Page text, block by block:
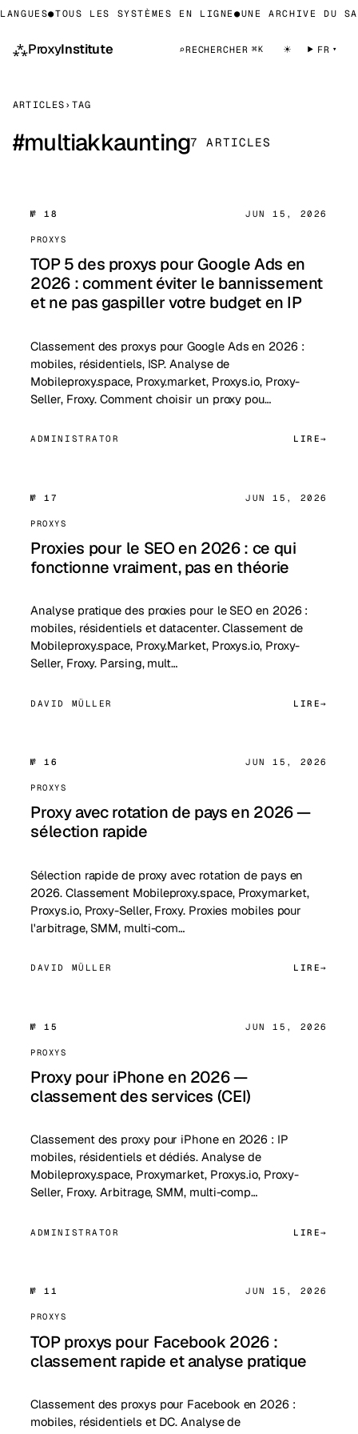
●TOUS LES SYSTÈMES EN LIGNE●UNE ARCHIVE DU
⁂ProxyInstitute ⌕RECHERCHER ⌘K ☀ FR
ARTICLES › TAG
#multiakkaunting7 ARTICLES
№ 18 JUN 15, 2026
PROXYS
TOP 5 des proxys pour Google Ads en
2026 : comment éviter le bannissement
et ne pas gaspiller votre budget en IP
Classement des proxys pour Google Ads en 2026 :
mobiles, résidentiels, ISP. Analyse de
Mobileproxy.space, Proxy.market, Proxys.io, Proxy-
Seller, Froxy. Comment choisir un proxy pou…
ADMINISTRATOR LIRE
№ 17 JUN 15, 2026
PROXYS
Proxies pour le SEO en 2026 : ce qui
fonctionne vraiment, pas en théorie
Analyse pratique des proxies pour le SEO en 2026 :
mobiles, résidentiels et datacenter. Classement de
Mobileproxy.space, Proxy.Market, Proxys.io, Proxy-
Seller, Froxy. Parsing, mult…
DAVID MÜLLER LIRE
№ 16 JUN 15, 2026
PROXYS
Proxy avec rotation de pays en 2026 —
sélection rapide
Sélection rapide de proxy avec rotation de pays en
2026. Classement Mobileproxy.space, Proxymarket,
Proxys.io, Proxy-Seller, Froxy. Proxies mobiles pour
l'arbitrage, SMM, multi-com…
DAVID MÜLLER LIRE
№ 15 JUN 15, 2026
PROXYS
Proxy pour iPhone en 2026 —
classement des services (CEI)
Classement des proxy pour iPhone en 2026 : IP
mobiles, résidentiels et dédiés. Analyse de
Mobileproxy.space, Proxymarket, Proxys.io, Proxy-
Seller, Froxy. Arbitrage, SMM, multi-comp…
ADMINISTRATOR LIRE
№ 11 JUN 15, 2026
PROXYS
TOP proxys pour Facebook 2026 :
classement rapide et analyse pratique
Classement des proxys pour Facebook en 2026 :
mobiles, résidentiels et DC. Analyse de